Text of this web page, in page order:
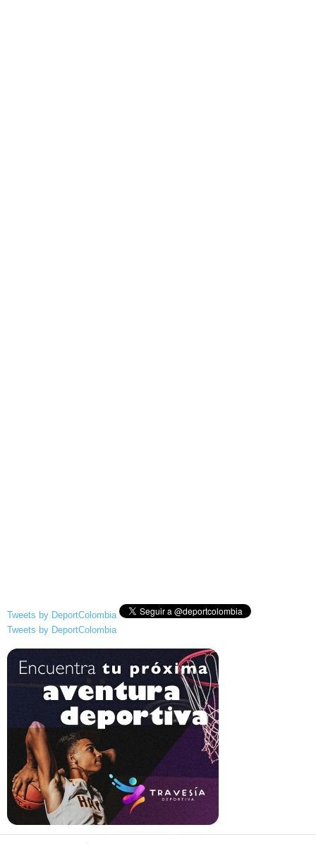
Tweets by DeportColombia
Tweets by DeportColombia